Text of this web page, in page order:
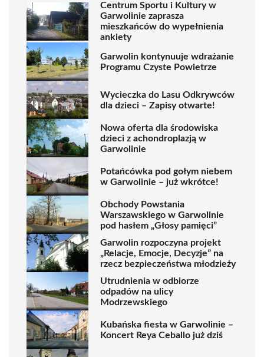
Centrum Sportu i Kultury w
Garwolinie zaprasza
mieszkańców do wypełnienia
ankiety
Garwolin kontynuuje wdrażanie
Programu Czyste Powietrze
Wycieczka do Lasu Odkrywców
dla dzieci – Zapisy otwarte!
Nowa oferta dla środowiska
dzieci z achondroplazją w
Garwolinie
Potańcówka pod gołym niebem
w Garwolinie – już wkrótce!
Obchody Powstania
Warszawskiego w Garwolinie
pod hasłem „Głosy pamięci”
Garwolin rozpoczyna projekt
„Relacje, Emocje, Decyzje” na
rzecz bezpieczeństwa młodzieży
Utrudnienia w odbiorze
odpadów na ulicy
Modrzewskiego
Kubańska fiesta w Garwolinie –
Koncert Reya Ceballo już dziś